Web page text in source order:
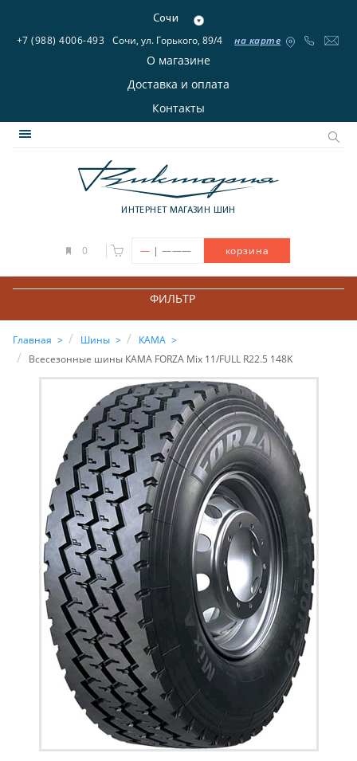
Сочи
+7 (988) 4006-493 Сочи, ул. Горького, 89/4 на карте
О магазине
Доставка и оплата
Контакты
ИНТЕРНЕТ МАГАЗИН ШИН
0 — | ——— корзина
ФИЛЬТР
Главная Шины
КАМА
Всесезонные шины КАМА FORZA Mix 11/FULL R22.5 148K